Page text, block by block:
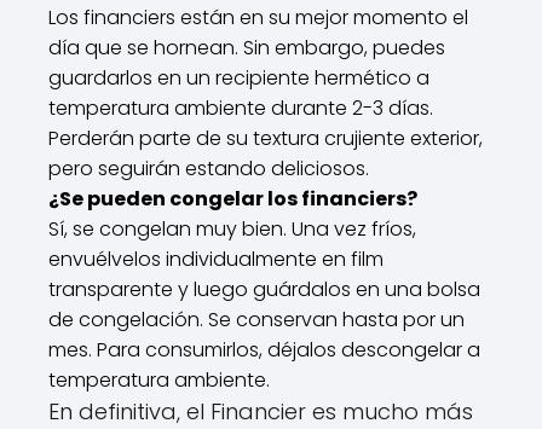
Los financiers están en su mejor momento el
día que se hornean. Sin embargo, puedes
guardarlos en un recipiente hermético a
temperatura ambiente durante 2-3 días.
Perderán parte de su textura crujiente exterior,
pero seguirán estando deliciosos.
¿Se pueden congelar los financiers?
Sí, se congelan muy bien. Una vez fríos,
envuélvelos individualmente en film
transparente y luego guárdalos en una bolsa
de congelación. Se conservan hasta por un
mes. Para consumirlos, déjalos descongelar a
temperatura ambiente.
En definitiva, el Financier es mucho más